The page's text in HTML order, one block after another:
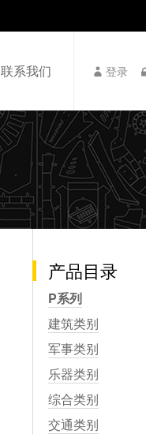
联系我们 登录
产品目录
P系列
建筑类别
军事类别
乐器类别
综合类别
交通类别